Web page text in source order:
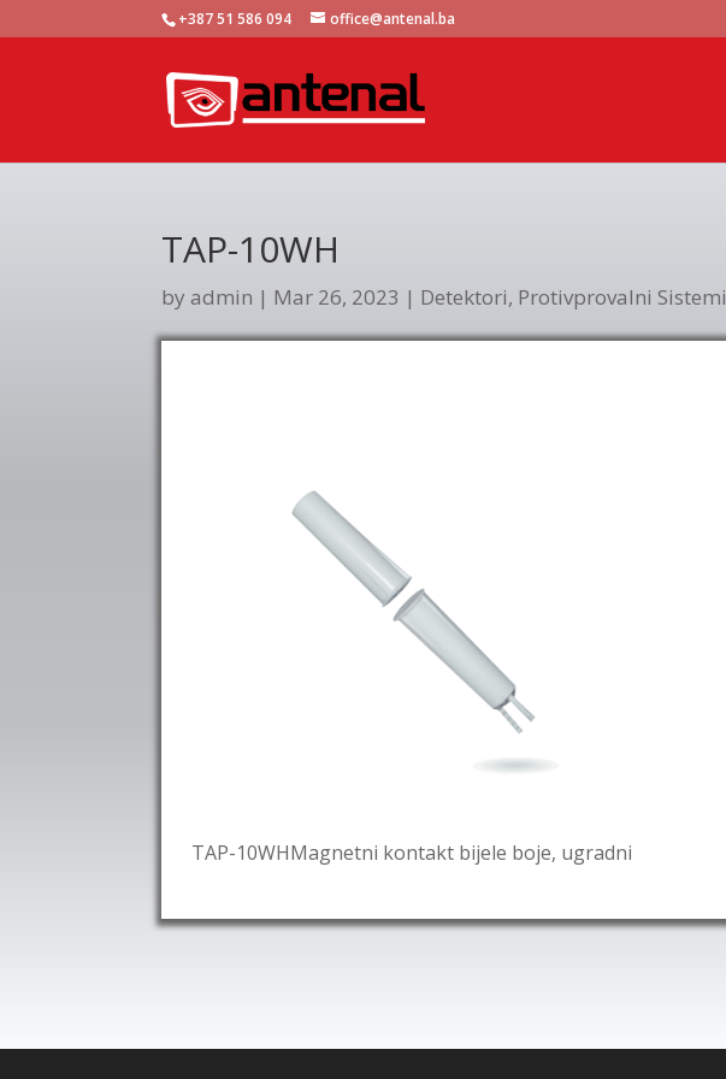
+387 51 586 094 office@antenal.ba
TAP-10WH
byadmin | Mar 26, 2023 | Detektori, Protivprovalni Sistemi
TAP-10WHMagnetni kontakt bijele boje, ugradni